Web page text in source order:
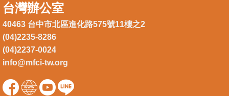
台灣辦公室
40463 台中市北區進化路575號11樓之2
(04)2235-8286
(04)2237-0024
info@mfci-tw.org